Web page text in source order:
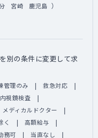
宮崎 鹿児島 ）
別の条件に変更して求
管理のみ
救急対応
内視鏡検査
メディカルドクター
く
高額給与
務可
当直なし